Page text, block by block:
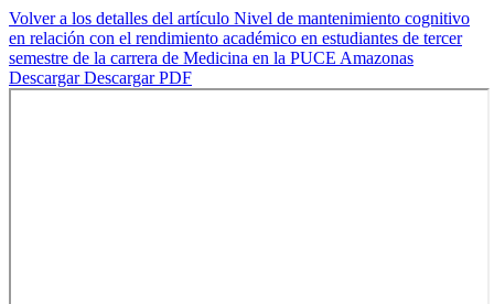
Volver a los detalles del artículo Nivel de mantenimiento cognitivo
en relación con el rendimiento académico en estudiantes de tercer
semestre de la carrera de Medicina en la PUCE Amazonas
DescargarDescargar PDF